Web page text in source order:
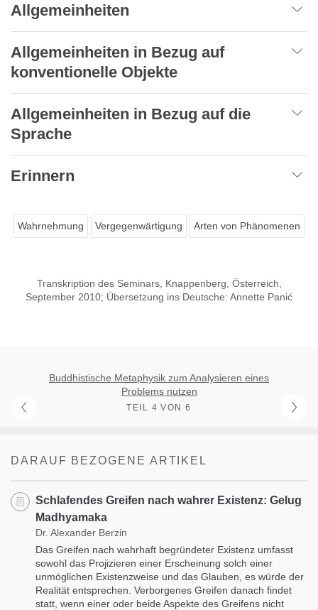
Allgemeinheiten
Allgemeinheiten in Bezug auf
konventionelle Objekte
Allgemeinheiten in Bezug auf die
Sprache
Erinnern
Wahrnehmung Vergegenwärtigung Arten von Phänomenen
Transkription des Seminars, Knappenberg, Österreich,
September 2010; Übersetzung ins Deutsche: Annette Panić
Buddhistische Metaphysik zum Analysieren eines
Problems nutzen
TEIL 4 VON 6
DARAUF BEZOGENE ARTIKEL
Schlafendes Greifen nach wahrer Existenz: Gelug
Madhyamaka
Dr. Alexander Berzin
Das Greifen nach wahrhaft begründeter Existenz umfasst
sowohl das Projizieren einer Erscheinung solch einer
unmöglichen Existenzweise und das Glauben, es würde der
Realität entsprechen. Verborgenes Greifen danach findet
statt, wenn einer oder beide Aspekte des Greifens nicht